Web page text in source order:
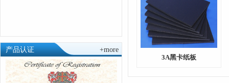
产品认证 +more
3A黑卡纸板